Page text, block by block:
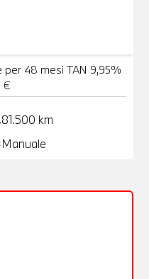
per 48 mesi TAN 9,95%
€
81.500 km
Manuale